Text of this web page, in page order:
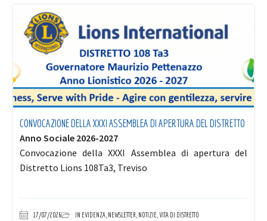
CONVOCAZIONE DELLA XXXI ASSEMBLEA DI APERTURA DEL DISTRETTO
Anno Sociale 2026-2027
Convocazione della XXXI Assemblea di apertura del
Distretto Lions 108Ta3, Treviso
17/07/2026 IN EVIDENZA, NEWSLETTER NOTIZIE, VITA DI DISTRETTO